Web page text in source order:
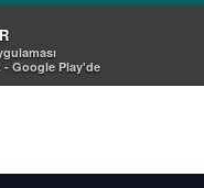
- Google Play'de